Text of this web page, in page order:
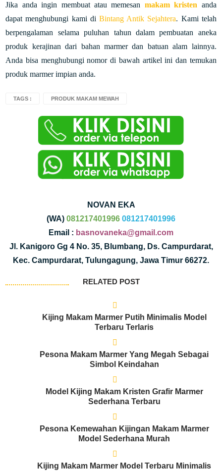
Jika anda ingin membuat atau memesan makam kristen anda
dapat menghubungi kami di Bintang Antik Sejahtera. Kami telah
berpengalaman selama puluhan tahun dalam pembuatan aneka
produk kerajinan dari bahan marmer dan batuan alam lainnya.
Anda bisa menghubungi nomor di bawah artikel ini dan temukan
produk marmer impian anda.
TAGS : PRODUK MAKAM MEWAH
NOVAN EKA
(WA) 081217401996 081217401996
Email : basnovaneka@gmail.com
Jl. Kanigoro Gg 4 No. 35, Blumbang, Ds. Campurdarat,
Kec. Campurdarat, Tulungagung, Jawa Timur 66272.
RELATED POST
Kijing Makam Marmer Putih Minimalis Model
Terbaru Terlaris
Pesona Makam Marmer Yang Megah Sebagai
Simbol Keindahan
Model Kijing Makam Kristen Grafir Marmer
Sederhana Terbaru
Pesona Kemewahan Kijingan Makam Marmer
Model Sederhana Murah
Kijing Makam Marmer Model Terbaru Minimalis